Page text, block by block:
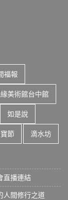
福報
美術館台中館
如是說
節 滴水坊
直播連結
人間修行之道